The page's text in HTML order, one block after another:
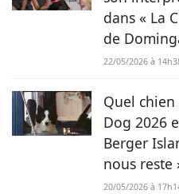
dans « La
de
22/05/2026 à
Quel
Dog 2026
Berger
nous reste
20/05/2026 à